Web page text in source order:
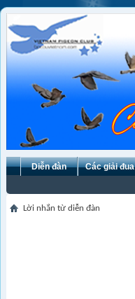
Diễn đàn Các giải đua
Lời nhắn từ diễn đàn